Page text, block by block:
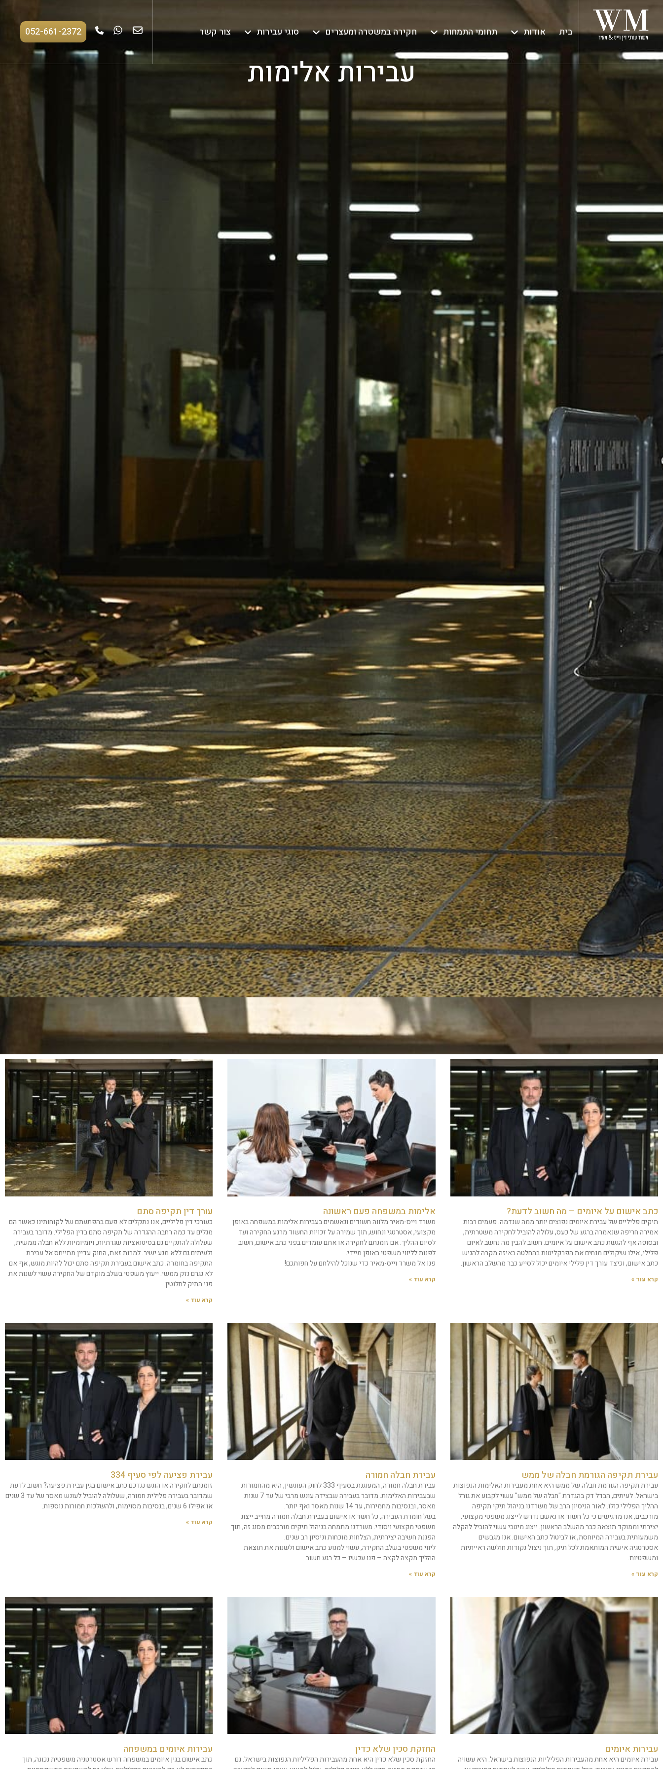
בית אודות תחומי התמחות חקירה במשטרה ומעצרים סוגי עבירות צור קשר 052-661-2372
עבירות אלימות
כתב אישום על איומים – מה חשוב לדעת?
תיקים פליליים של עבירת איומים נפוצים יותר ממה שנדמה. פעמים רבות
אמירה חריפה שנאמרה ברגע של כעס, עלולה להוביל לחקירה משטרתית,
ובסופה אף להגשת כתב אישום על איומים. חשוב להבין מה נחשב לאיום
פלילי, אילו שיקולים מנחים את הפרקליטות בהחלטה באיזה מקרה להגיש
כתב אישום, וכיצד עורך דין פלילי איומים יכול לסייע כבר מהשלב הראשון.
קרא עוד »
אלימות במשפחה פעם ראשונה
משרד וייס-מאיר מלווה חשודים ונאשמים בעבירות אלימות במשפחה באופן
מקצועי, אסטרטגי ונחוש, תוך שמירה על זכויות החשוד מרגע החקירה ועד
לסיום ההליך. אם זומנתם לחקירה או אתם עומדים בפני כתב אישום, חשוב
לפנות לליווי משפטי באופן מיידי.
פנו אל משרד וייס-מאיר כדי שנוכל להילחם על חפותכם!
קרא עוד »
עורך דין תקיפה סתם
כעורכי דין פליליים, אנו נתקלים לא פעם בהפתעתם של לקוחותינו כאשר הם
מגלים עד כמה רחבה ההגדרה של תקיפה סתם בדין הפלילי. מדובר בעבירה
שעלולה להתקיים גם בסיטואציות שגרתיות, ויומיומיות ללא חבלה ממשית,
ולעיתים גם ללא מגע ישיר. למרות זאת, החוק עדיין מתייחס אל עבירת
התקיפה בחומרה. כתב אישום בעבירת תקיפה סתם יכול להיות מוגש, אף אם
לא נגרם נזק ממשי. ייעוץ משפטי בשלב מוקדם של החקירה עשוי לשנות את
פני התיק לחלוטין.
קרא עוד »
עבירת תקיפה הגורמת חבלה של ממש
עבירת תקיפה הגורמת חבלה של ממש היא אחת מעבירות האלימות הנפוצות
בישראל. לעיתים, הבדל דק בהגדרת "חבלה של ממש" עשוי לקבוע את גורל
ההליך הפלילי כולו. לאור הניסיון הרב של משרדנו בניהול תיקי תקיפה
מורכבים, אנו מדגישים כי כל חשוד או נאשם נדרש לייצוג משפטי מקצועי,
יצירתי וממוקד תוצאה כבר מהשלב הראשון. ייצוג מיטבי עשוי להוביל להקלה
משמעותית בעבירה המיוחסת, או לביטול כתב האישום. אנו מגבשים
אסטרטגיה אישית המותאמת לכל תיק, תוך ניצול נקודות חולשה ראייתיות
ומשפטיות.
קרא עוד »
עבירת חבלה חמורה
עבירת חבלה חמורה, המעוגנת בסעיף 333 לחוק העונשין, היא מהחמורות
שבעבירות האלימות. מדובר בעבירה שבצידה עונש מרבי של עד 7 שנות
מאסר, ובנסיבות מחמירות, עד 14 שנות מאסר ואף יותר.
בשל חומרת העבירה, כל חשד או אישום בעבירת חבלה חמורה מחייב ייצוג
משפטי מקצועי ויסודי. משרדנו מתמחה בניהול תיקים מורכבים מסוג זה, תוך
הפגנת חשיבה יצירתית, הצלחות מוכחות וניסיון רב שנים.
ליווי משפטי בשלב החקירה, עשוי למנוע כתב אישום ולשנות את תוצאת
ההליך מקצה לקצה – פנו עכשיו – כל רגע חשוב.
קרא עוד »
עבירת פציעה לפי סעיף 334
זומנתם לחקירה או הוגש נגדכם כתב אישום בגין עבירת פציעה? חשוב לדעת
שמדובר בעבירה פלילית חמורה, שעלולה להוביל לעונש מאסר של עד 3 שנים
או אפילו 6 שנים, בנסיבות מסוימות, ולהשלכות חמורות נוספות.
קרא עוד »
עבירות איומים
עבירת איומים היא אחת מהעבירות הפליליות הנפוצות בישראל. היא עשויה
החזקת סכין שלא כדין
החזקת סכין שלא כדין היא אחת מהעבירות הפליליות הנפוצות בישראל. גם
עבירות איומים במשפחה
כתב אישום בגין איומים במשפחה דורש אסטרטגיה משפטית נכונה, תוך